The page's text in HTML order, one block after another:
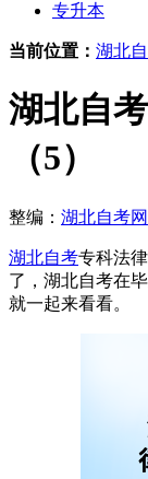
专升本
当前位置： 湖北
湖北自
（5）
整编： 湖北自考网
湖北自考专科法
了，湖北自考在
就一起来看看。